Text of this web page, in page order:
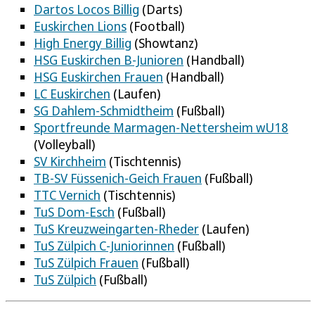
Dartos Locos Billig (Darts)
Euskirchen Lions (Football)
High Energy Billig (Showtanz)
HSG Euskirchen B-Junioren (Handball)
HSG Euskirchen Frauen (Handball)
LC Euskirchen (Laufen)
SG Dahlem-Schmidtheim (Fußball)
Sportfreunde Marmagen-Nettersheim wU18
(Volleyball)
SV Kirchheim (Tischtennis)
TB-SV Füssenich-Geich Frauen (Fußball)
TTC Vernich (Tischtennis)
TuS Dom-Esch (Fußball)
TuS Kreuzweingarten-Rheder (Laufen)
TuS Zülpich C-Juniorinnen (Fußball)
TuS Zülpich Frauen (Fußball)
TuS Zülpich (Fußball)